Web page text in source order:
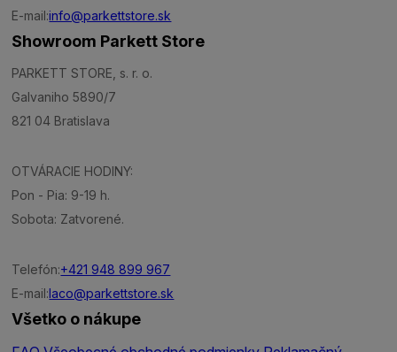
E-mail:info@parkettstore.sk
Showroom Parkett Store
PARKETT STORE, s. r. o.
Galvaniho 5890/7
821 04 Bratislava
OTVÁRACIE HODINY:
Pon - Pia: 9-19 h.
Sobota: Zatvorené.
Telefón:+421 948 899 967
E-mail:laco@parkettstore.sk
Všetko o nákupe